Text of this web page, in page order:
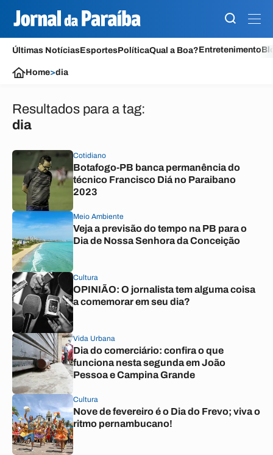
Últimas NotíciasEsportesPolíticaQual a Boa?Entretenimento
Home>dia
Resultados para a tag:
dia
Cotidiano
Botafogo-PB banca permanência do
técnico Francisco Diá no Paraibano
2023
Meio Ambiente
Veja a previsão do tempo na PB para o
Dia de Nossa Senhora da Conceição
Cultura
OPINIÃO: O jornalista tem alguma coisa
a comemorar em seu dia?
Vida Urbana
Dia do comerciário: confira o que
funciona nesta segunda em João
Pessoa e Campina Grande
Cultura
Nove de fevereiro é o Dia do Frevo; viva o
ritmo pernambucano!